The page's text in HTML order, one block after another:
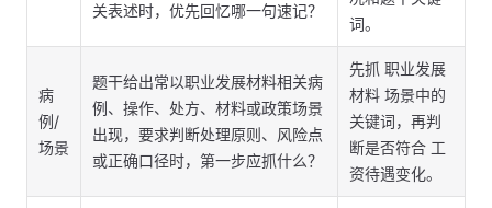
关表述时，优先回忆哪一句速记？
词。
病
例/
场景
题干给出常以职业发展材料相关病
例、操作、处方、材料或政策场景
出现，要求判断处理原则、风险点
或正确口径时，第一步应抓什么？
先抓 职业发展
材料 场景中的
关键词，再判
断是否符合 工
资待遇变化。